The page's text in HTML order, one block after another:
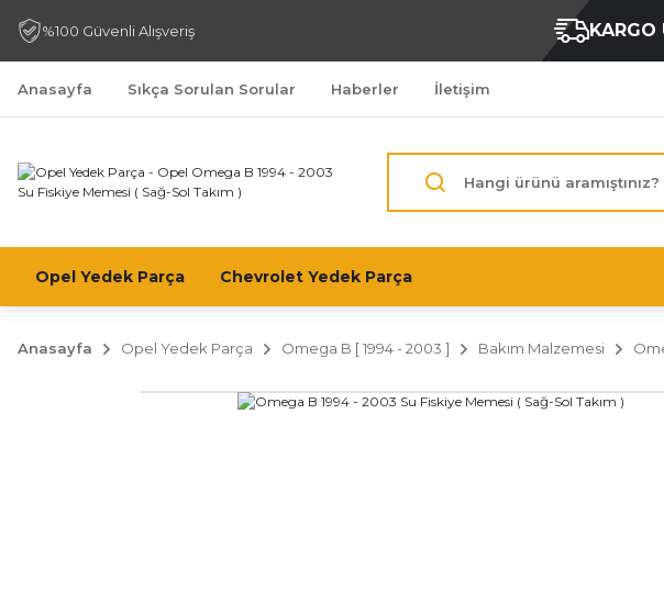
%100 Güvenli Alışveriş KARGO
Anasayfa Sıkça Sorulan Sorular Haberler İletişim
Opel Yedek Parça Chevrolet Yedek Parça
Anasayfa Opel Yedek Parça Omega B [ 1994 - 2003 ] Bakım Malzemesi